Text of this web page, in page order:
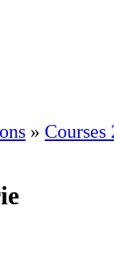
» Courses